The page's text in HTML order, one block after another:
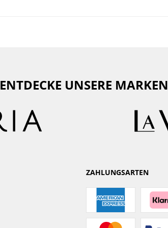
ENTDECKE UNSERE MARKEN
ZAHLUNGSARTEN